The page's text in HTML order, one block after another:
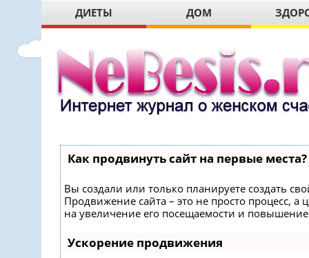
ДИЕТЫ ДОМ
Как продвинуть сайт на первые места?
Вы создали или только планируете создать
Продвижение сайта – это не просто процесс,
на увеличение его посещаемости и
Ускорение продвижения